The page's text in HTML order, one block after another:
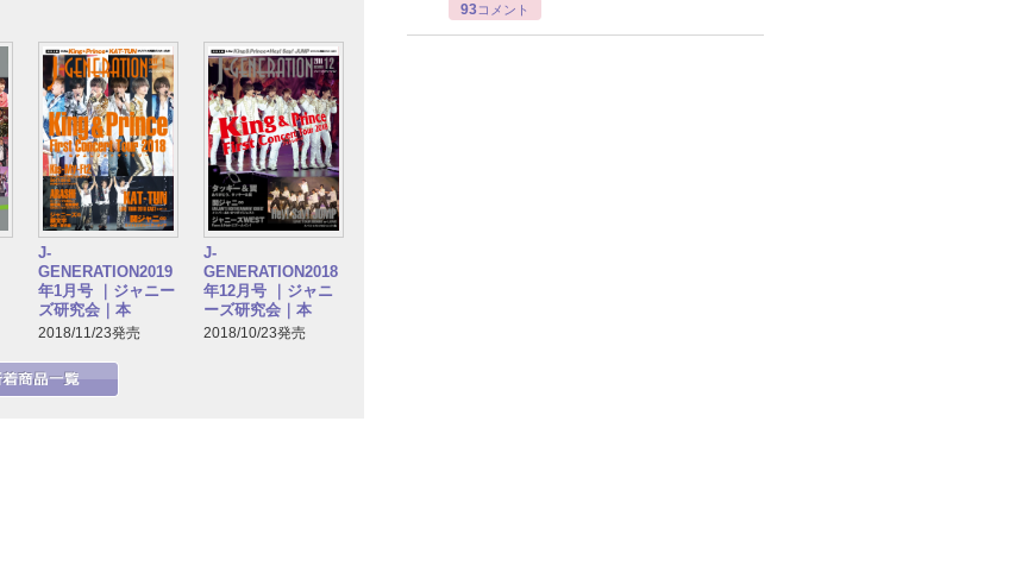
J-
GENERATION2019
年1月号 ｜ジャニー
ズ研究会｜本
2018/11/23発売
J-
GENERATION2018
年12月号 ｜ジャニ
ーズ研究会｜本
2018/10/23発売
93コメント